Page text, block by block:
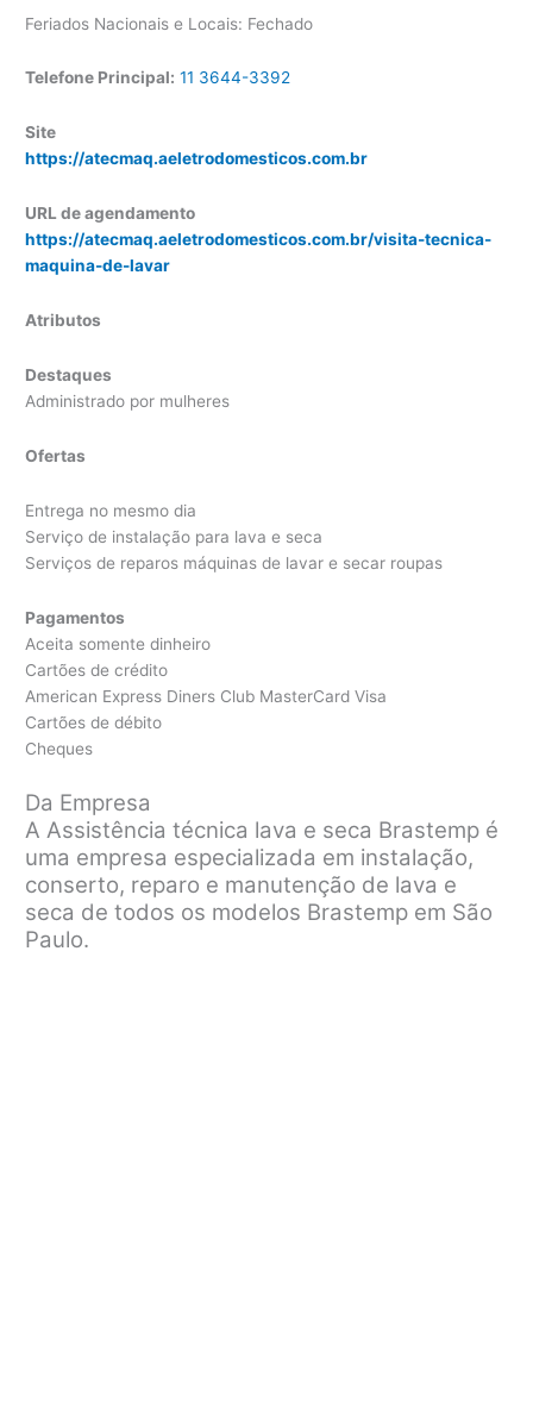
Feriados Nacionais e Locais: Fechado
Telefone Principal: 11 3644-3392
Site
https://atecmaq.aeletrodomesticos.com.br
URL de agendamento
https://atecmaq.aeletrodomesticos.com.br/visita-tecnica-
maquina-de-lavar
Atributos
Destaques
Administrado por mulheres
Ofertas
Entrega no mesmo dia
Serviço de instalação para lava e seca
Serviços de reparos máquinas de lavar e secar roupas
Pagamentos
Aceita somente dinheiro
Cartões de crédito
American Express Diners Club MasterCard Visa
Cartões de débito
Cheques
Da Empresa
A Assistência técnica lava e seca Brastemp é
uma empresa especializada em instalação,
conserto, reparo e manutenção de lava e
seca de todos os modelos Brastemp em São
Paulo.